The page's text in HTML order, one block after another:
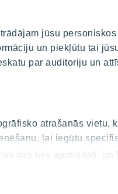
jūsu
un piekļūtu tai
par auditoriju un
atrašanās vietu,
lai iegūtu
dati tiek apstrādāti, un
Projekti
Grafīts
Rubīns
Mārpagalmi